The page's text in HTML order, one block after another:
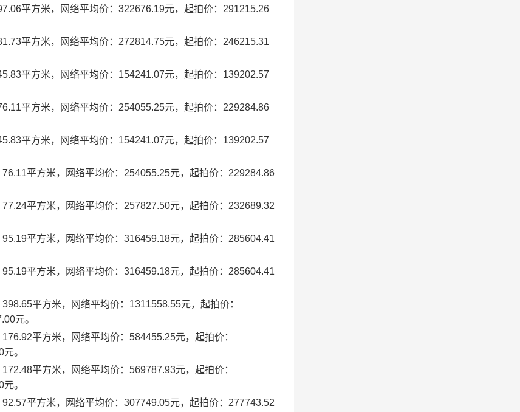
平方米，网络平均价：322676.19元，起拍价：291215.26
平方米，网络平均价：272814.75元，起拍价：246215.31
平方米，网络平均价：154241.07元，起拍价：139202.57
平方米，网络平均价：254055.25元，起拍价：229284.86
平方米，网络平均价：154241.07元，起拍价：139202.57
平方米，网络平均价：254055.25元，起拍价：229284.86
平方米，网络平均价：257827.50元，起拍价：232689.32
平方米，网络平均价：316459.18元，起拍价：285604.41
平方米，网络平均价：316459.18元，起拍价：285604.41
平方米，网络平均价：1311558.55元，起拍价：
元。
平方米，网络平均价：584455.25元，起拍价：
。
平方米，网络平均价：569787.93元，起拍价：
。
平方米，网络平均价：307749.05元，起拍价：277743.52